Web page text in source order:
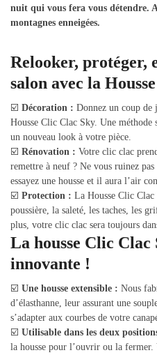
nuit qui vous fera vous détendre.
montagnes enneigées.
Relooker, protéger,
salon avec la
☑️ Décoration : Donnez un coup de
Housse Clic Clac Sky. Une
un nouveau look à votre pièce.
☑️ Rénovation : Votre clic clac
remettre à neuf ? Ne vous ruinez
essayez une housse et il aura l’air
☑️ Protection : La Housse Clic
poussière, la saleté, les taches, les
plus, votre clic clac sera toujours
La housse Clic
innovante !
☑️ Une housse extensible : Nous
d’élasthanne, leur assurant une
s’adapter aux courbes de votre
☑️ Utilisable dans les deux
la housse pour l’ouvrir ou la fermer.